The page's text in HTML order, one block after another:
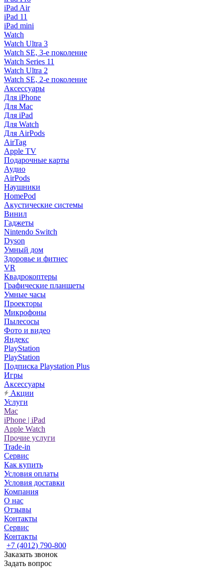
iPad Air
iPad 11
iPad mini
Watch
Watch Ultra 3
Watch SE, 3-е поколение
Watch Series 11
Watch Ultra 2
Watch SE, 2-е поколение
Аксессуары
Для iPhone
Для Mac
Для iPad
Для Watch
Для AirPods
AirTag
Apple TV
Подарочные карты
Аудио
AirPods
Наушники
HomePod
Акустические системы
Винил
Гаджеты
Nintendo Switch
Dyson
Умный дом
Здоровье и фитнес
VR
Квадрокоптеры
Графические планшеты
Умные часы
Проекторы
Микрофоны
Пылесосы
Фото и видео
Яндекс
PlayStation
PlayStation
Подписка Playstation Plus
Игры
Аксессуары
Акции
Услуги
Mac
iPhone | iPad
Apple Watch
Прочие услуги
Trade-in
Сервис
Как купить
Условия оплаты
Условия доставки
Компания
О нас
Отзывы
Контакты
Сервис
Контакты
+7 (4012) 790-800
Заказать звонок
Задать вопрос